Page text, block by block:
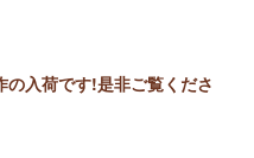
の入荷です!是非ご覧くださ